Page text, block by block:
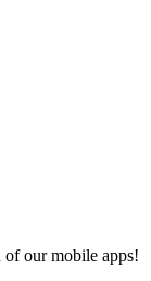
of our mobile apps!